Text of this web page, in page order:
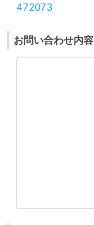
472073
お問い合わせ内容